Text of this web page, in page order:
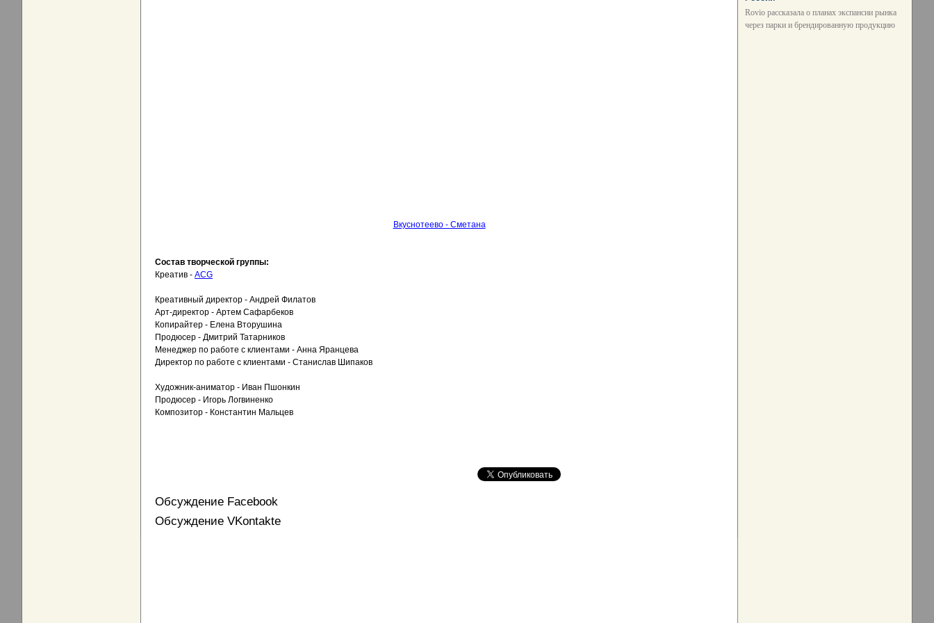
Вкуснотеево - Сметана
Состав творческой группы:
Креатив - ACG
Креативный директор - Андрей Филатов
Арт-директор - Артем Сафарбеков
Копирайтер - Елена Вторушина
Продюсер - Дмитрий Татарников
Менеджер по работе с клиентами - Анна Яранцева
Директор по работе с клиентами - Станислав Шипаков
Художник-аниматор - Иван Пшонкин
Продюсер - Игорь Логвиненко
Композитор - Константин Мальцев
Обсуждение Facebook
Обсуждение VKontakte
Rovio рассказала о планах экспансии рынка
через парки и брендированную продукцию